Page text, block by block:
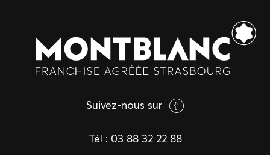
Suivez-nous sur
Tél : 03 88 32 22 88